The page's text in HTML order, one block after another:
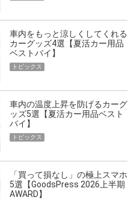
車内をもっと涼しくしてくれる
カーグッズ4選【夏活カー用品
ベストバイ】
トピックス
車内の温度上昇を防げるカーグ
ッズ5選【夏活カー用品ベスト
バイ】
トピックス
「買って損なし」の極上スマホ
5選【GoodsPress 2026上半期
AWARD】